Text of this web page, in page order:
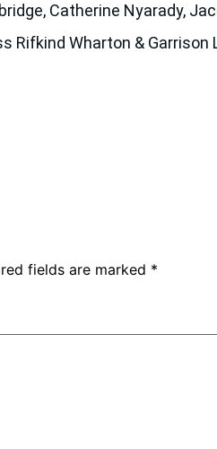
Catherine Nyarady,
Rifkind Wharton & Garrison
fields are marked *